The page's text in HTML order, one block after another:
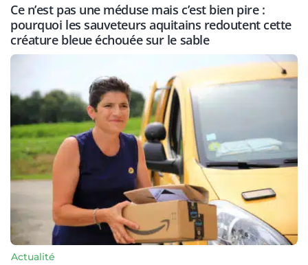
Ce n’est pas une méduse mais c’est bien pire :
pourquoi les sauveteurs aquitains redoutent cette
créature bleue échouée sur le sable
Actualité